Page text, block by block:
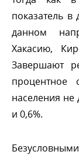
показатель
данном
Хакасию,
Завершают
населения не
и 0,6%.